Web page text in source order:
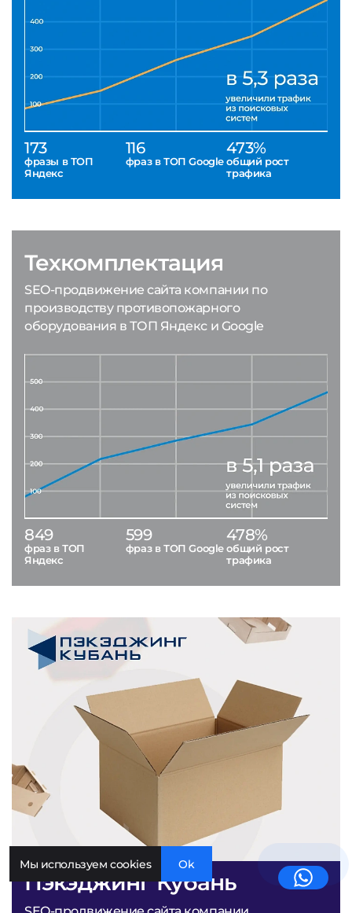
173
фразы в ТОП
Яндекс
116
фраз в ТОП Google
473%
общий рост
трафика
Пэкэджинг Кубань
Техкомплектация
SEO-продвижение сайта компании по
производству противопожарного
оборудования в ТОП Яндекс и Google
849
фраз в ТОП
Яндекс
599
фраз в ТОП Google
478%
общий рост
трафика
Мы используем cookies Ok